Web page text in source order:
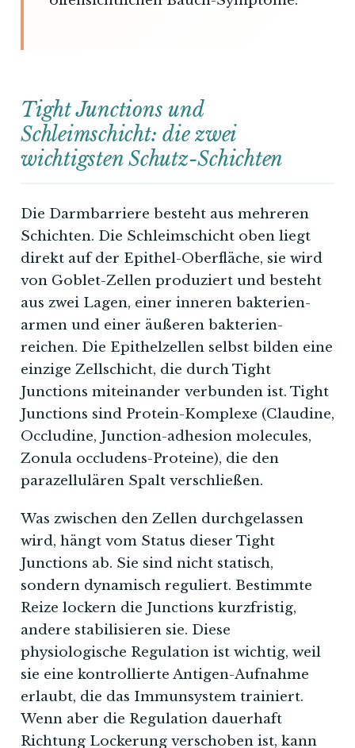
Tight Junctions und
Schleimschicht: die zwei
wichtigsten Schutz-Schichten
Die Darmbarriere besteht aus mehreren
Schichten. Die Schleimschicht oben liegt
direkt auf der Epithel-Oberfläche, sie wird
von Goblet-Zellen produziert und besteht
aus zwei Lagen, einer inneren bakterien-
armen und einer äußeren bakterien-
reichen. Die Epithelzellen selbst bilden eine
einzige Zellschicht, die durch Tight
Junctions miteinander verbunden ist. Tight
Junctions sind Protein-Komplexe (Claudine,
Occludine, Junction-adhesion molecules,
Zonula occludens-Proteine), die den
parazellulären Spalt verschließen.
Was zwischen den Zellen durchgelassen
wird, hängt vom Status dieser Tight
Junctions ab. Sie sind nicht statisch,
sondern dynamisch reguliert. Bestimmte
Reize lockern die Junctions kurzfristig,
andere stabilisieren sie. Diese
physiologische Regulation ist wichtig, weil
sie eine kontrollierte Antigen-Aufnahme
erlaubt, die das Immunsystem trainiert.
Wenn aber die Regulation dauerhaft
Richtung Lockerung verschoben ist, kann